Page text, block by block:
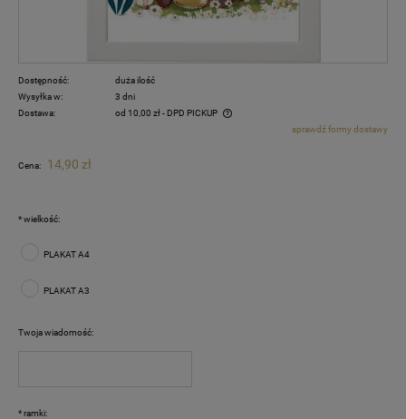
Dostępność:
duża ilość
Wysyłka w:
3 dni
Dostawa:
od 10,00 zł- DPD PICKUP
Cena nie zawiera ewentualnych kosztów płatnościsprawdź formy dostawy
Cena: 14,90 zł
*wielkość:
PLAKAT A4
PLAKAT A3
Twoja wiadomość:
*ramki: